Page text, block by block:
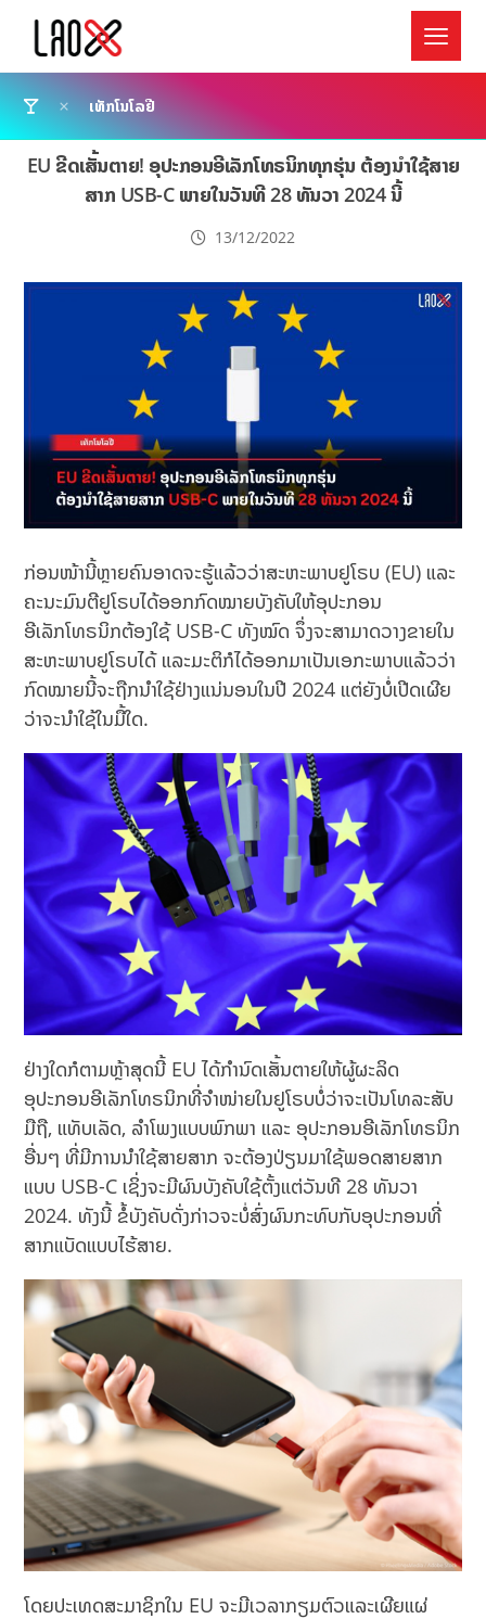
ເທັກໂນໂລຢີ
EU ຂີດເສັ້ນຕາຍ! ອຸປະກອນອີເລັກໂທຣນິກທຸກຮຸ່ນ ຕ້ອງນຳໃຊ້ສາຍ
ສາກ USB-C ພາຍໃນວັນທີ 28 ທັນວາ 2024 ນີ້
13/12/2022
ກ່ອນໜ້ານີ້ຫຼາຍຄົນອາດຈະຮູ້ແລ້ວວ່າສະຫະພາບຢູໂຣບ (EU) ແລະ
ຄະນະມົນຕີຢູໂຣບໄດ້ອອກກົດໝາຍບັງຄັບໃຫ້ອຸປະກອນ
ອີເລັກໂທຣນິກຕ້ອງໃຊ້ USB-C ທັງໝົດ ຈຶ່ງຈະສາມາດວາງຂາຍໃນ
ສະຫະພາບຢູໂຣບໄດ້ ແລະມະຕິກໍໄດ້ອອກມາເປັນເອກະພາບແລ້ວວ່າ
ກົດໝາຍນີ້ຈະຖືກນຳໃຊ້ຢ່າງແນ່ນອນໃນປີ 2024 ແຕ່ຍັງບໍ່ເປີດເຜີຍ
ວ່າຈະນຳໃຊ້ໃນມື້ໃດ.
ຢ່າງໃດກໍຕາມຫຼ້າສຸດນີ້ EU ໄດ້ກຳນົດເສັ້ນຕາຍໃຫ້ຜູ້ຜະລິດ
ອຸປະກອນອີເລັກໂທຣນິກທີ່ຈຳໜ່າຍໃນຢູໂຣບບໍ່ວ່າຈະເປັນໂທລະສັບ
ມືຖື, ແທັບເລັດ, ລໍາໂພງແບບພົກພາ ແລະ ອຸປະກອນອີເລັກໂທຣນິກ
ອື່ນໆ ທີ່ມີການນຳໃຊ້ສາຍສາກ ຈະຕ້ອງປ່ຽນມາໃຊ້ພອດສາຍສາກ
ແບບ USB-C ເຊິ່ງຈະມີຜົນບັງຄັບໃຊ້ຕັ້ງແຕ່ວັນທີ 28 ທັນວາ
2024. ທັງນີ້ ຂໍ້ບັງຄັບດັ່ງກ່າວຈະບໍ່ສົ່ງຜົນກະທົບກັບອຸປະກອນທີ່
ສາກແບັດແບບໄຮ້ສາຍ.
ໂດຍປະເທດສະມາຊິກໃນ EU ຈະມີເວລາກຽມຕົວແລະເຜີຍແຜ່